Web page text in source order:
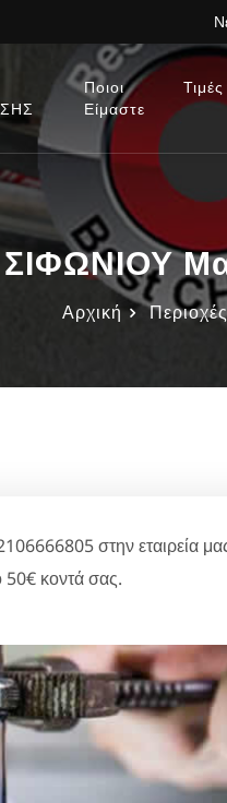
Ποιοι
Είμαστε
Τιμές
Αρχική Περιοχές
στην εταιρεία
κοντά σας.